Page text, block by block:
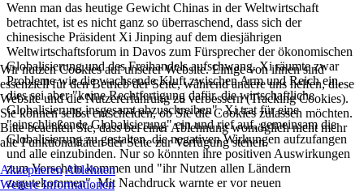
Wenn man das heutige Gewicht Chinas in der Weltwirtschaft
betrachtet, ist es nicht ganz so überraschend, dass sich der
chinesische Präsident Xi Jinping auf dem diesjährigen
Weltwirtschaftsforum in Davos zum Fürsprecher der ökonomischen
Globalisierung und des Freihandels aufschwang. Xi räumte zwar
Probleme wie die wachsende Kluft zwischen Arm und Reich ein,
dies sei aber "keine Rechtfertigung dafür, die wirtschaftliche
Globalisierung insgesamt abzuschreiben". Xi trat für eine
"einschließende Globalisierung" ein und rief auf, gemeinsam die
Globalisierung zu gestalten, die negativen Wirkungen aufzufangen
und alle einzubinden. Nur so könnten ihre positiven Auswirkungen
zum Vorschein kommen und "ihr Nutzen allen Ländern
zugutekommen". Mit Nachdruck warnte er vor neuen
Wir nutzen Cookies auf unserer Website. Einige von ihnen sind
essenziell für den Betrieb der Seite, während andere uns helfen, diese
Website und die Nutzererfahrung zu verbessern (Tracking Cookies).
Sie können selbst entscheiden, ob Sie die Cookies zulassen möchten.
Bitte beachten Sie, dass bei einer Ablehnung womöglich nicht mehr
alle Funktionalitäten der Seite zur Verfügung stehen.
AkzeptierenAblehnen
Weitere Informationen